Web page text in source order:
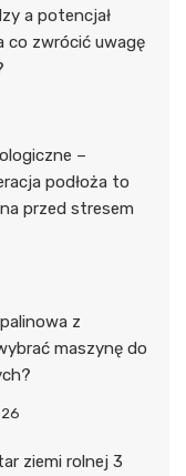
a potencjał
co zwrócić uwagę
–
podłoża to
przed stresem
z
maszynę do
ziemi rolnej 3